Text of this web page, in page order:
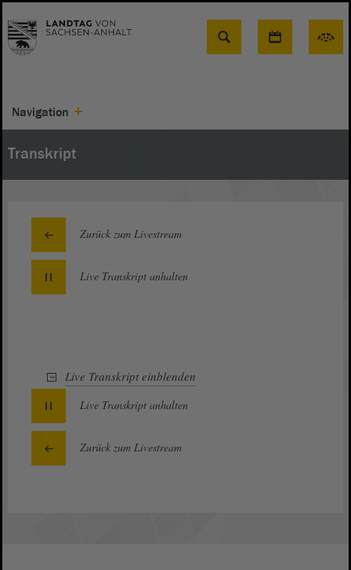
Suche
Navigation
Transkript
Zurück zum Livestream
Live Transkript anhalten
Live Transkript einblenden
Live Transkript anhalten
Zurück zum Livestream